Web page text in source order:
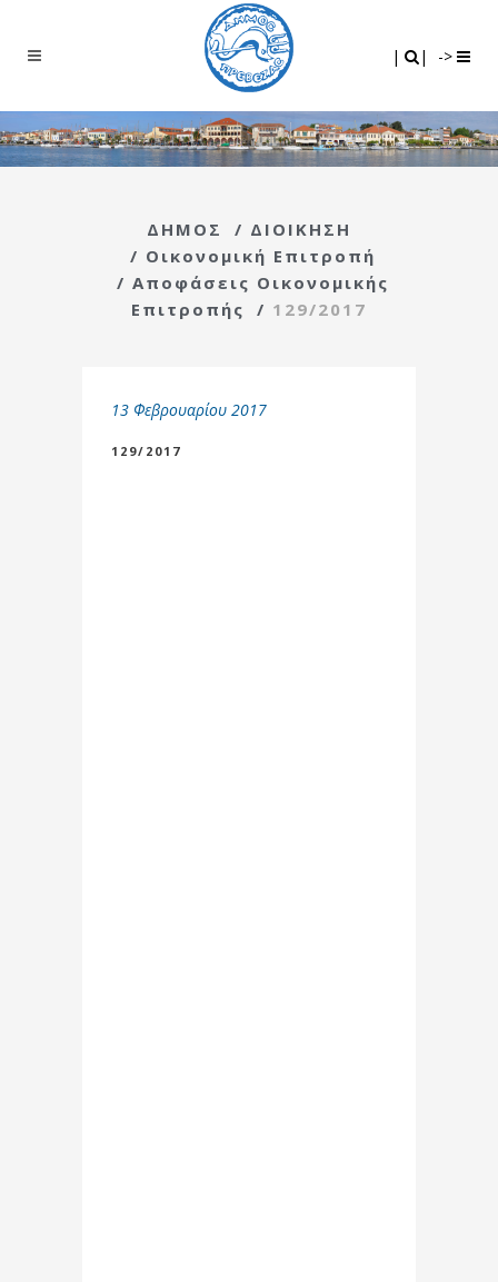
| | ->
ΔΗΜΟΣ / ΔΙΟΙΚΗΣΗ
/ Οικονομική Επιτροπή
/ Αποφάσεις Οικονομικής
Επιτροπής
/ 129/2017
13 Φεβρουαρίου 2017
129/2017